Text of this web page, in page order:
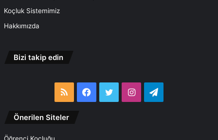
Koçluk Sistemimiz
Hakkımızda
Bizi takip edin
RSS Facebook
TwitterInstagramTelegram
Önerilen Siteler